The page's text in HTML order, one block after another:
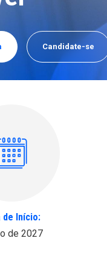
Candidate-se
de Início:
de 2027